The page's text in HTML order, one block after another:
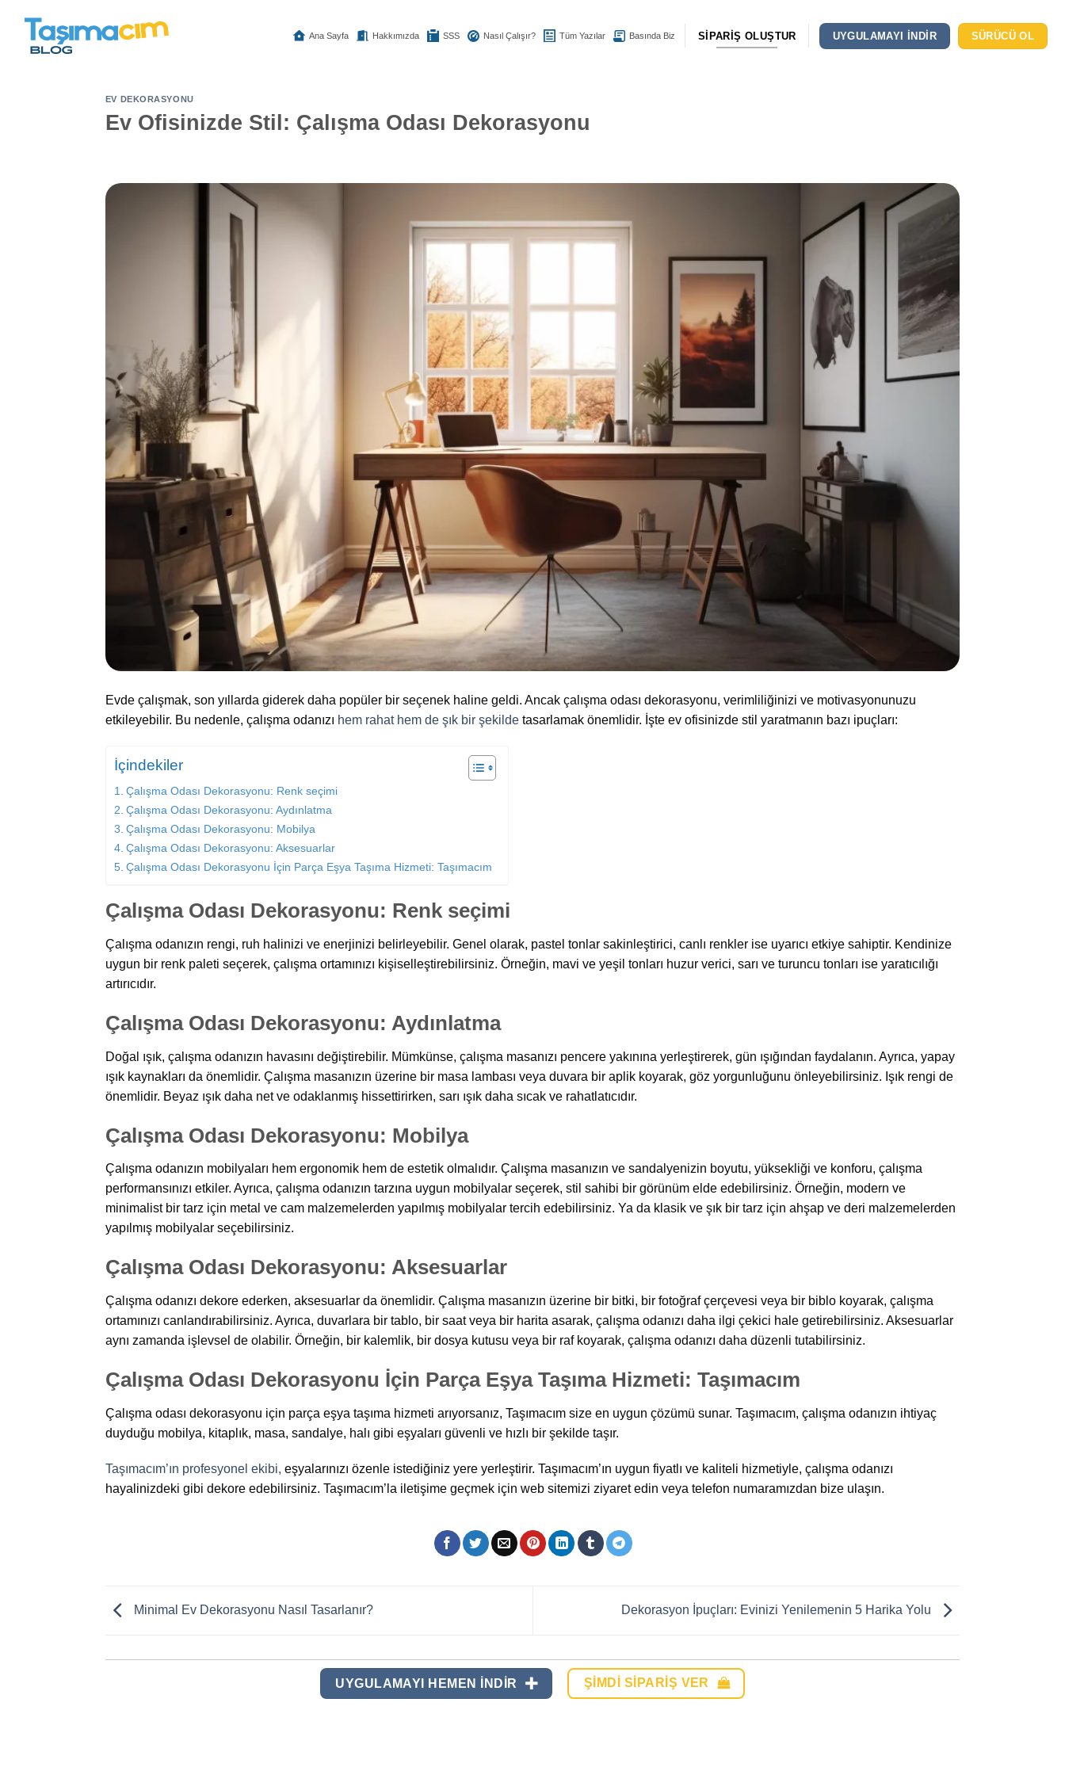
Ana Sayfa Hakkımızda SSS Nasıl Çalışır? Tüm Yazılar Basında Biz SIPARIŞ OLUŞTUR UYGULAMAYI INDIR SÜRÜCÜ OL
EV DEKORASYONU
Ev Ofisinizde Stil: Çalışma Odası Dekorasyonu
Evde çalışmak, son yıllarda giderek daha popüler bir seçenek haline geldi. Ancak çalışma odası dekorasyonu, verimliliğinizi ve motivasyonunuzu
etkileyebilir. Bu nedenle, çalışma odanızı hem rahat hem de şık bir şekildetasarlamak önemlidir. İşte ev ofisinizde stil yaratmanın bazı ipuçları:
İçindekiler
Çalışma Odası Dekorasyonu: Renk seçimi
Çalışma Odası Dekorasyonu: Aydınlatma
Çalışma Odası Dekorasyonu: Mobilya
Çalışma Odası Dekorasyonu: Aksesuarlar
Çalışma Odası Dekorasyonu İçin Parça Eşya Taşıma Hizmeti: Taşımacım
Çalışma Odası Dekorasyonu: Renk seçimi
Çalışma odanızın rengi, ruh halinizi ve enerjinizi belirleyebilir. Genel olarak, pastel tonlar sakinleştirici, canlı renkler ise uyarıcı etkiye sahiptir. Kendinize
uygun bir renk paleti seçerek, çalışma ortamınızı kişiselleştirebilirsiniz. Örneğin, mavi ve yeşil tonları huzur verici, sarı ve turuncu tonları ise yaratıcılığı
artırıcıdır.
Çalışma Odası Dekorasyonu: Aydınlatma
Doğal ışık, çalışma odanızın havasını değiştirebilir. Mümkünse, çalışma masanızı pencere yakınına yerleştirerek, gün ışığından faydalanın. Ayrıca, yapay
ışık kaynakları da önemlidir. Çalışma masanızın üzerine bir masa lambası veya duvara bir aplik koyarak, göz yorgunluğunu önleyebilirsiniz. Işık rengi de
önemlidir. Beyaz ışık daha net ve odaklanmış hissettirirken, sarı ışık daha sıcak ve rahatlatıcıdır.
Çalışma Odası Dekorasyonu: Mobilya
Çalışma odanızın mobilyaları hem ergonomik hem de estetik olmalıdır. Çalışma masanızın ve sandalyenizin boyutu, yüksekliği ve konforu, çalışma
performansınızı etkiler. Ayrıca, çalışma odanızın tarzına uygun mobilyalar seçerek, stil sahibi bir görünüm elde edebilirsiniz. Örneğin, modern ve
minimalist bir tarz için metal ve cam malzemelerden yapılmış mobilyalar tercih edebilirsiniz. Ya da klasik ve şık bir tarz için ahşap ve deri malzemelerden
yapılmış mobilyalar seçebilirsiniz.
Çalışma Odası Dekorasyonu: Aksesuarlar
Çalışma odanızı dekore ederken, aksesuarlar da önemlidir. Çalışma masanızın üzerine bir bitki, bir fotoğraf çerçevesi veya bir biblo koyarak, çalışma
ortamınızı canlandırabilirsiniz. Ayrıca, duvarlara bir tablo, bir saat veya bir harita asarak, çalışma odanızı daha ilgi çekici hale getirebilirsiniz. Aksesuarlar
aynı zamanda işlevsel de olabilir. Örneğin, bir kalemlik, bir dosya kutusu veya bir raf koyarak, çalışma odanızı daha düzenli tutabilirsiniz.
Çalışma Odası Dekorasyonu İçin Parça Eşya Taşıma Hizmeti: Taşımacım
Çalışma odası dekorasyonu için parça eşya taşıma hizmeti arıyorsanız, Taşımacım size en uygun çözümü sunar. Taşımacım, çalışma odanızın ihtiyaç
duyduğu mobilya, kitaplık, masa, sandalye, halı gibi eşyaları güvenli ve hızlı bir şekilde taşır.
Taşımacım’ın profesyonel ekibi, eşyalarınızı özenle istediğiniz yere yerleştirir. Taşımacım’ın uygun fiyatlı ve kaliteli hizmetiyle, çalışma odanızı
hayalinizdeki gibi dekore edebilirsiniz. Taşımacım’la iletişime geçmek için web sitemizi ziyaret edin veya telefon numaramızdan bize ulaşın.
Minimal Ev Dekorasyonu Nasıl Tasarlanır? Dekorasyon İpuçları: Evinizi Yenilemenin 5 Harika Yolu
UYGULAMAYI HEMEN INDIR ŞIMDI SIPARIŞ VER